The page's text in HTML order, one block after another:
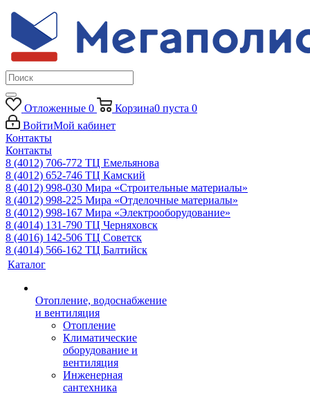
Отложенные 0 Корзина0 пуста 0
ВойтиМой кабинет
Контакты
Контакты
8 (4012) 706-772 ТЦ Емельянова
8 (4012) 652-746 ТЦ Камский
8 (4012) 998-030 Мира «Строительные материалы»
8 (4012) 998-225 Мира «Отделочные материалы»
8 (4012) 998-167 Мира «Электрооборудование»
8 (4014) 131-790 ТЦ Черняховск
8 (4016) 142-506 ТЦ Советск
8 (4014) 566-162 ТЦ Балтийск
Каталог
Отопление, водоснабжение
и вентиляция
Отопление
Климатические
оборудование и
вентиляция
Инженерная
сантехника